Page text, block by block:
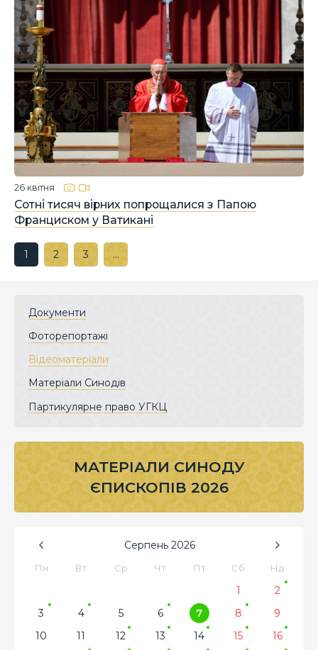
Сотні тисяч вірних попрощалися з Папою
Франциском у Ватикані
26 квітня
1 2 3 …
Документи
Фоторепортажі
Відеоматеріали
Матеріали Синодів
Партикулярне право УГКЦ
МАТЕРІАЛИ СИНОДУ
ЄПИСКОПІВ 2026
Серпень 2026
Пн Вт Ср Чт Пт Сб Нд
1
2
3
4 5 6 7 8
9
10
11 12 13 14 15
16